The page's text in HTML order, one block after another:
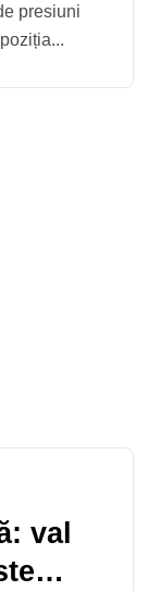
2026
presiuni
val